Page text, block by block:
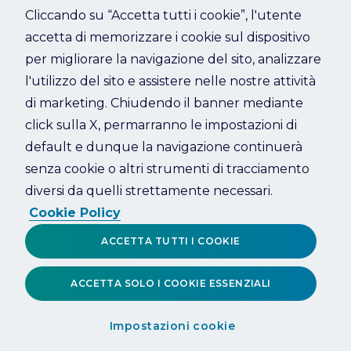
Refresh
Cliccando su “Accetta tutti i cookie”, l'utente
accetta di memorizzare i cookie sul dispositivo
per migliorare la navigazione del sito, analizzare
l'utilizzo del sito e assistere nelle nostre attività
di marketing. Chiudendo il banner mediante
click sulla X, permarranno le impostazioni di
default e dunque la navigazione continuerà
senza cookie o altri strumenti di tracciamento
diversi da quelli strettamente necessari.
Cookie Policy
Impostazioni cookie
ACCETTA SOLO I COOKIE ESSENZIALI
ACCETTA TUTTI I COOKIE